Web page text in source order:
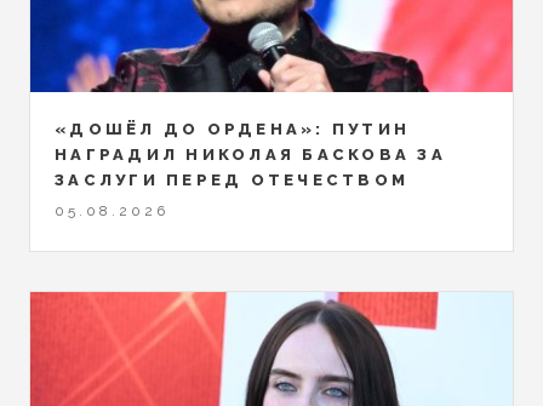
«ДОШЁЛ ДО ОРДЕНА»: ПУТИН
НАГРАДИЛ НИКОЛАЯ БАСКОВА ЗА
ЗАСЛУГИ ПЕРЕД ОТЕЧЕСТВОМ
05.08.2026